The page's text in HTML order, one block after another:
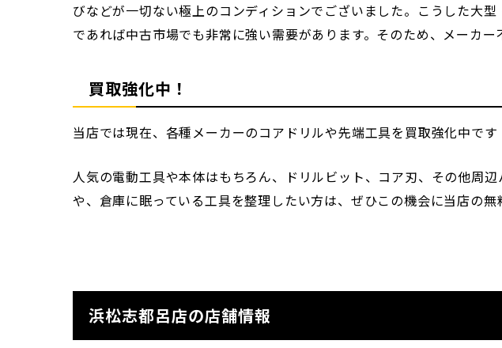
びなどが一切ない極上のコンディションでございました。こうした大
であれば中古市場でも非常に強い需要があります。そのため、メーカ
買取強化中！
当店では現在、各種メーカーのコアドリルや先端工具を買取強化中です
人気の電動工具や本体はもちろん、ドリルビット、コア刃、その他周
や、倉庫に眠っている工具を整理したい方は、ぜひこの機会に当店の無
浜松志都呂店の店舗情報